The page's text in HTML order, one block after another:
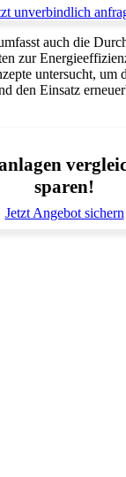
unverbindlich
auch die
zur
untersucht, um
den Einsatz
sparen!
Jetzt Angebot sichern